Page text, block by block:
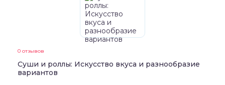
0 отзывов
Суши и роллы: Искусство вкуса и разнообразие
вариантов